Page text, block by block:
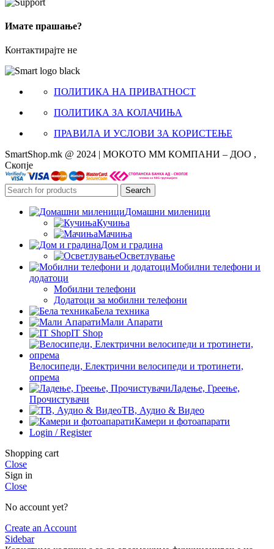
Имате прашање?
Контактирајте не
ПОЛИТИКА НА ПРИВАТНОСТ
ПОЛИТИКА ЗА КОЛАЧИЊА
ПРАВИЛА И УСЛОВИ ЗА КОРИСТЕЊЕ
SmartShop.mk @ 2024 | МОКОТО ММ КОМПАНИ – ДОО ,
Скопје
Search
Домашни миленици
Кучиња
Мачиња
Дом и градина
Осветлување
Мобилни телефони и
додатоци
Мобилни телефони
Додатоци за мобилни телефони
Бела техника
Мали Апарати
IT Shop
Велосипеди, Електрични велосипеди и тротинети,
опрема
Ладење, Греење,
Прочистувачи
ТВ, Аудио & Видео
Камери и фотоапарати
Login / Register
Shopping cart
Close
Sign in
Close
No account yet?
Create an Account
Sidebar